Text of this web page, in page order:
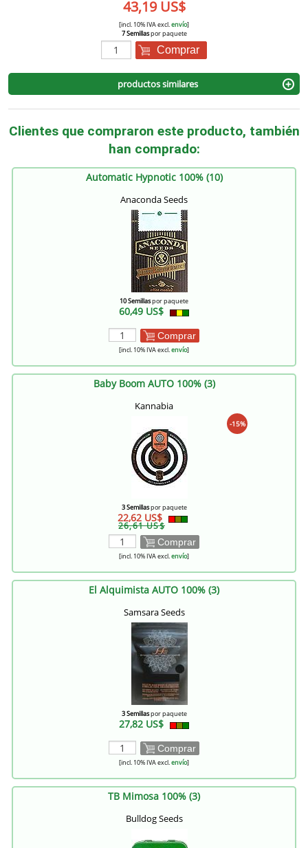
43,19 US$
[incl. 10% IVA excl.envío]
7 Semillaspor paquete
Comprar
productos similares
Clientes que compraron este producto, también
han comprado:
Automatic Hypnotic 100% (10)
Anaconda Seeds
10 Semillaspor paquete
60,49 US$
Comprar
[incl. 10% IVA excl.envío]
Baby Boom AUTO 100% (3)
Kannabia
-15%
3 Semillaspor paquete
22,62 US$
26,61 US$
Comprar
[incl. 10% IVA excl.envío]
El Alquimista AUTO 100% (3)
Samsara Seeds
3 Semillaspor paquete
27,82 US$
Comprar
[incl. 10% IVA excl.envío]
TB Mimosa 100% (3)
Bulldog Seeds